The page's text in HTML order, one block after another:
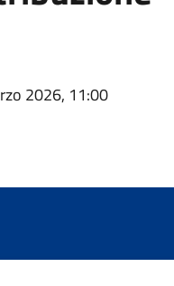
2026, 11:00